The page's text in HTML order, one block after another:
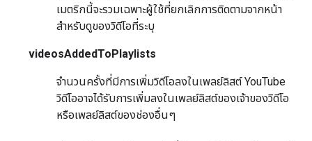
เมตริกนี้จะรวมเฉพาะผู้ใช้ที่ยกเลิกการติดตามจากหน้า
สำหรับดูของวิดีโอที่ระบุ
videosAddedToPlaylists
จำนวนครั้งที่มีการเพิ่มวิดีโอลงในเพลย์ลิสต์ YouTube
วิดีโออาจได้รับการเพิ่มลงในเพลย์ลิสต์ของเจ้าของวิดีโอ
หรือเพลย์ลิสต์ของช่องอื่นๆ